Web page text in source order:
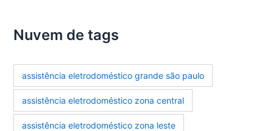
Nuvem de tags
assistência eletrodoméstico grande são paulo
assistência eletrodoméstico zona central
assistência eletrodoméstico zona leste